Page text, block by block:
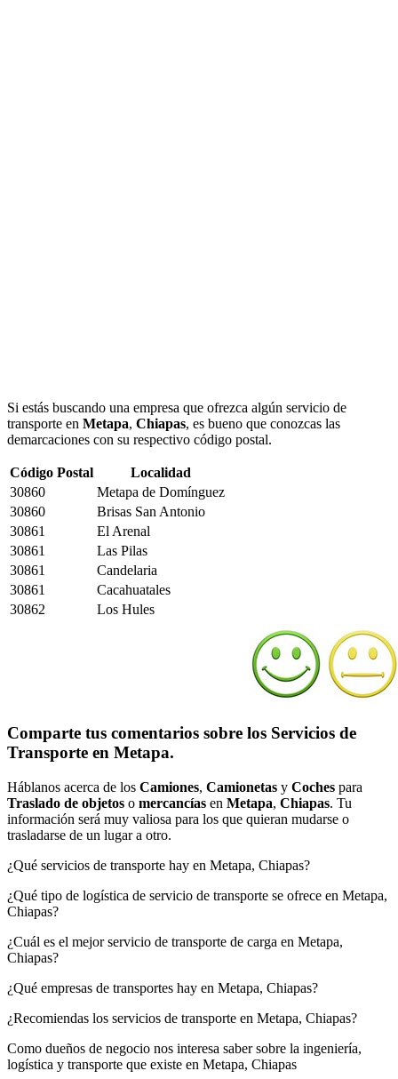
Si estás buscando una empresa que ofrezca algún servicio de
transporte en Metapa, Chiapas, es bueno que conozcas las
demarcaciones con su respectivo código postal.
Código Postal
Localidad
30860
Metapa de Domínguez
30860
Brisas San Antonio
30861
El Arenal
30861
Las Pilas
30861
Candelaria
30861
Cacahuatales
30862
Los Hules
Comparte tus comentarios sobre los Servicios de
Transporte en Metapa.
Háblanos acerca de los Camiones, Camionetas y Coches para
Traslado de objetos o mercancías en Metapa, Chiapas. Tu
información será muy valiosa para los que quieran mudarse o
trasladarse de un lugar a otro.
¿Qué servicios de transporte hay en Metapa, Chiapas?
¿Qué tipo de logística de servicio de transporte se ofrece en Metapa,
Chiapas?
¿Cuál es el mejor servicio de transporte de carga en Metapa,
Chiapas?
¿Qué empresas de transportes hay en Metapa, Chiapas?
¿Recomiendas los servicios de transporte en Metapa, Chiapas?
Como dueños de negocio nos interesa saber sobre la ingeniería,
logística y transporte que existe en Metapa, Chiapas